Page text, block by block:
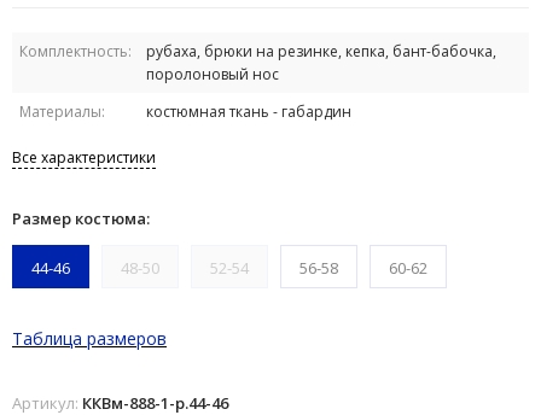
Комплектность:
рубаха, брюки на резинке, кепка, бант-бабочка,
поролоновый нос
Материалы:
костюмная ткань - габардин
Все характеристики
Размер костюма:
44-46 48-50 52-54 56-58 60-62
Таблица размеров
Артикул: ККВм-888-1-р.44-46